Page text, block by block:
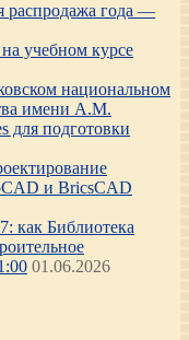
распродажа года —
учебном курсе
национальном
имени А.М.
для подготовки
и BricsCAD
как Библиотека
01.06.2026